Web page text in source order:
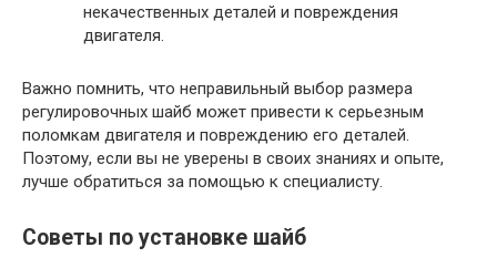
некачественных деталей и повреждения
двигателя.
Важно помнить, что неправильный выбор размера
регулировочных шайб может привести к серьезным
поломкам двигателя и повреждению его деталей.
Поэтому, если вы не уверены в своих знаниях и опыте,
лучше обратиться за помощью к специалисту.
Советы по установке шайб